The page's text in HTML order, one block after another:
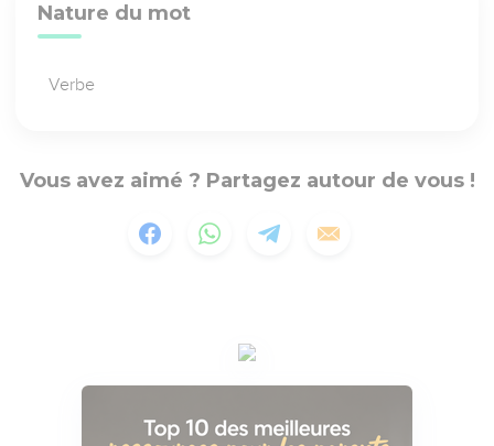
Nature du mot
Verbe
Vous avez aimé ? Partagez autour de vous !